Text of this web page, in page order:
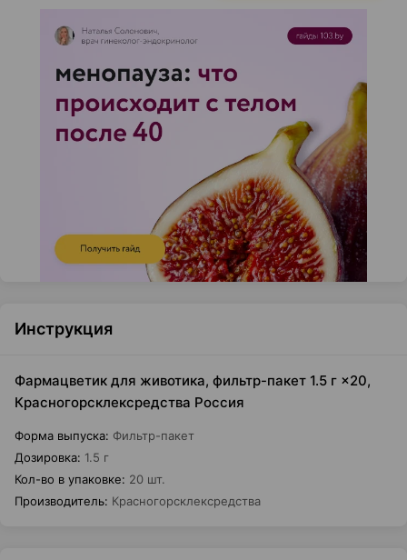
Инструкция
Фармацветик для животика, фильтр-пакет 1.5 г ×20,
Красногорсклексредства Россия
Форма выпуска: Фильтр-пакет
Дозировка: 1.5 г
Кол-во в упаковке: 20 шт.
Производитель: Красногорсклексредства